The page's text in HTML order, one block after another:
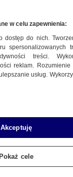
w celu zapewnienia:
dostęp do nich.
spersonalizowanych
treści.
reklam.
usług.
Akceptuję
Pokaż cele